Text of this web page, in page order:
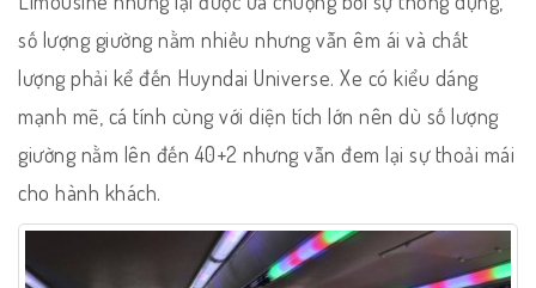
số lượng giường nằm nhiều nhưng vẫn êm ái và chất
lượng phải kể đến Huyndai Universe. Xe có kiểu dáng
mạnh mẽ, cá tính cùng với diện tích lớn nên dù số lượng
giường nằm lên đến 40+2 nhưng vẫn đem lại sự thoải mái
cho hành khách.